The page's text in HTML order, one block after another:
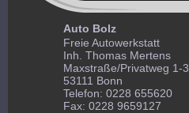
Auto Bolz
Freie Autowerkstatt
Inh. Thomas Mertens
Maxstraße/Privatweg 1-3
53111 Bonn
Telefon: 0228 655620
Fax: 0228 9659127